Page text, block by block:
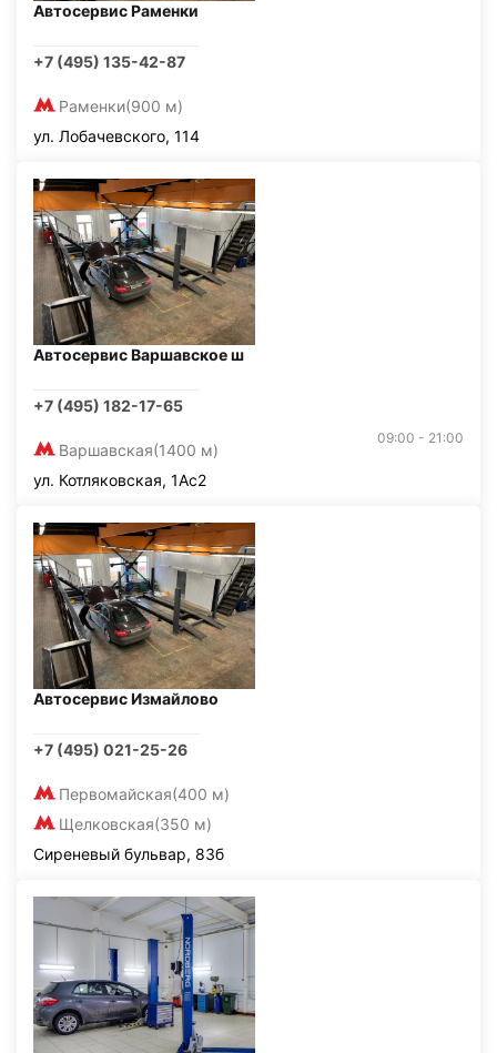
Автосервис Раменки
+7 (495) 135-42-87
Раменки(900 м)
ул. Лобачевского, 114
Автосервис Варшавское ш
+7 (495) 182-17-65
Варшавская(1400 м)
09:00 - 21:00
ул. Котляковская, 1Ас2
Автосервис Измайлово
+7 (495) 021-25-26
Первомайская(400 м)
Щелковская(350 м)
Сиреневый бульвар, 83б